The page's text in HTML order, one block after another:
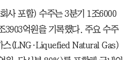
사 포함) 수주는 3분기 1조6000
3903억원을 기록했다. 주요 수주
스(LNG·Liquefied Natural Gas)